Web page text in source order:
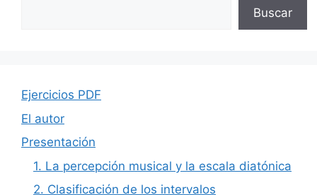
Buscar
Ejercicios PDF
El autor
Presentación
1. La percepción musical y la escala diatónica
2. Clasificación de los intervalos